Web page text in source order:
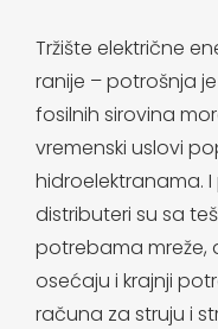
Tržište električne
ranije – potrošnja
fosilnih sirovina
vremenski uslovi
hidroelektranama. I
distributeri su sa
potrebama mreže,
osećaju i krajnji
računa za struju i